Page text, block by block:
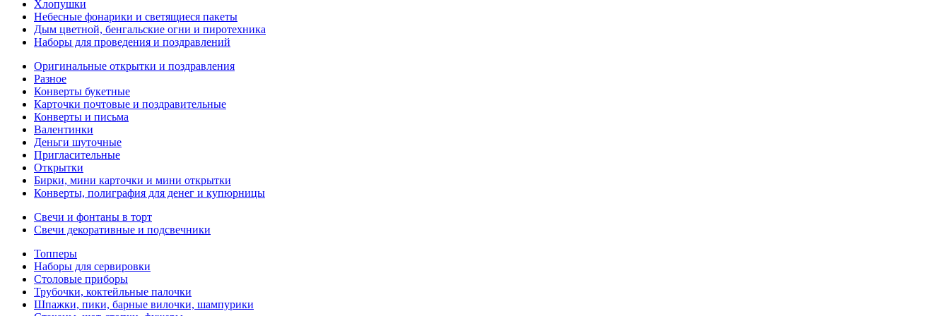
Хлопушки
Небесные фонарики и светящиеся пакеты
Дым цветной, бенгальские огни и пиротехника
Наборы для проведения и поздравлений
Оригинальные открытки и поздравления
Разное
Конверты букетные
Карточки почтовые и поздравительные
Конверты и письма
Валентинки
Деньги шуточные
Пригласительные
Открытки
Бирки, мини карточки и мини открытки
Конверты, полиграфия для денег и купюрницы
Свечи и фонтаны в торт
Свечи декоративные и подсвечники
Топперы
Наборы для сервировки
Столовые приборы
Трубочки, коктейльные палочки
Шпажки, пики, барные вилочки, шампурики